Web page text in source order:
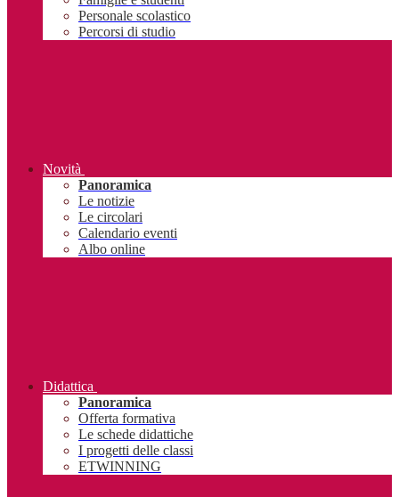
Personale scolastico
Percorsi di studio
Novità
Panoramica
Le notizie
Le circolari
Calendario eventi
Albo online
Didattica
Panoramica
Offerta formativa
Le schede didattiche
I progetti delle classi
ETWINNING